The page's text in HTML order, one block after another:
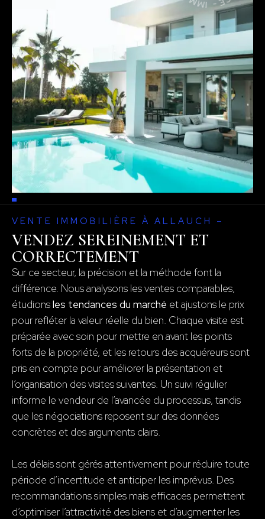
VENTE IMMOBILIÈRE À ALLAUCH –
VENDEZ SEREINEMENT ET
CORRECTEMENT
Sur ce secteur, la précision et la méthode font la
différence. Nous analysons les ventes comparables,
étudionsles tendances du marché et ajustons le prix
pour refléter la valeur réelle du bien. Chaque visite est
préparée avec soin pour mettre en avant les points
forts de la propriété, et les retours des acquéreurs sont
pris en compte pour améliorer la présentation et
l’organisation des visites suivantes. Un suivi régulier
informe le vendeur de l’avancée du processus, tandis
que les négociations reposent sur des données
concrètes et des arguments clairs.
Les délais sont gérés attentivement pour réduire toute
période d’incertitude et anticiper les imprévus. Des
recommandations simples mais efficaces permettent
d’optimiser l’attractivité des biens et d’augmenter les